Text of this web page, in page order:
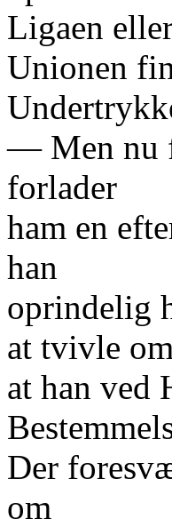
Ligaen
Unionen
— Men nu
forlader
ham en
han
oprindelig
at tvivle
at han ved
Der
om